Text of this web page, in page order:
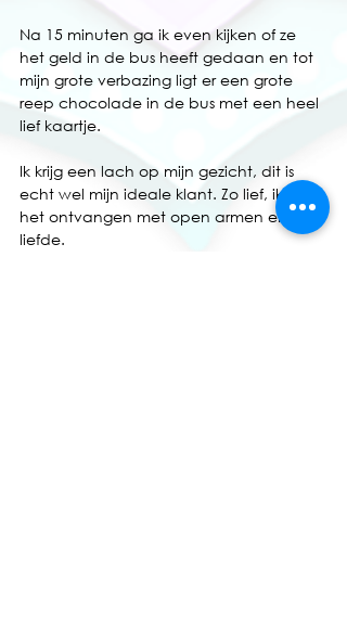
Na 15 minuten ga ik even kijken of ze
het geld in de bus heeft gedaan en tot
mijn grote verbazing ligt er een grote
reep chocolade in de bus met een heel
lief kaartje.
Ik krijg een lach op mijn gezicht, dit is
echt wel mijn ideale klant. Zo lief, ik mag
het ontvangen met open armen en met
liefde.